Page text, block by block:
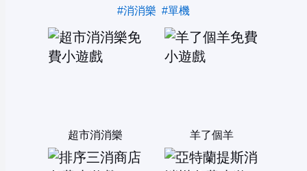
#消消樂 #單機
超市消消樂 羊了個羊